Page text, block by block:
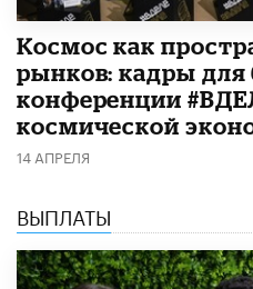
Космос как
рынков: кадры для
конференции
космической
14 АПРЕЛЯ
ВЫПЛАТЫ